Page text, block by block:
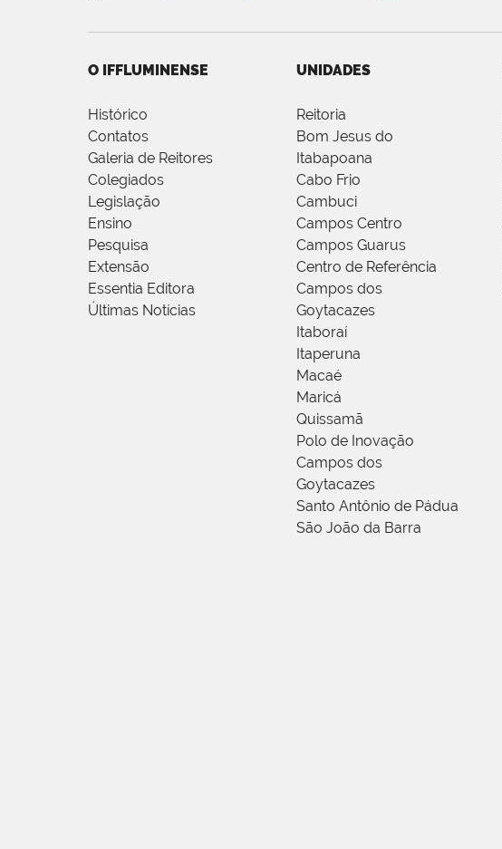
O IFFLUMINENSE
Histórico
Contatos
Galeria de Reitores
Colegiados
Legislação
Ensino
Pesquisa
Extensão
Essentia Editora
Últimas Notícias
UNIDADES
Reitoria
Bom Jesus do
Itabapoana
Cabo Frio
Cambuci
Campos Centro
Campos Guarus
Centro de Referência
Campos dos
Goytacazes
Itaboraí
Itaperuna
Macaé
Maricá
Quissamã
Polo de Inovação
Campos dos
Goytacazes
Santo Antônio de Pádua
São João da Barra